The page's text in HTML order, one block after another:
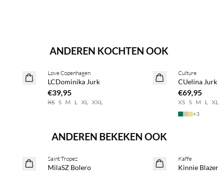
ANDEREN KOCHTEN OOK
NEWS
Koop min. 2 & bespaar 20%
Love Copenhagen
LCDominika Jurk
€39,95
XS S M L XL XXL
NEWS
Culture
CUelina Jurk
€69,95
XS S M L XL
+3
ANDEREN BEKEKEN OOK
2 voor €65
Saint Tropez
MilaSZ Bolero
SAVE20
Kaffe
Kinnie Blazer